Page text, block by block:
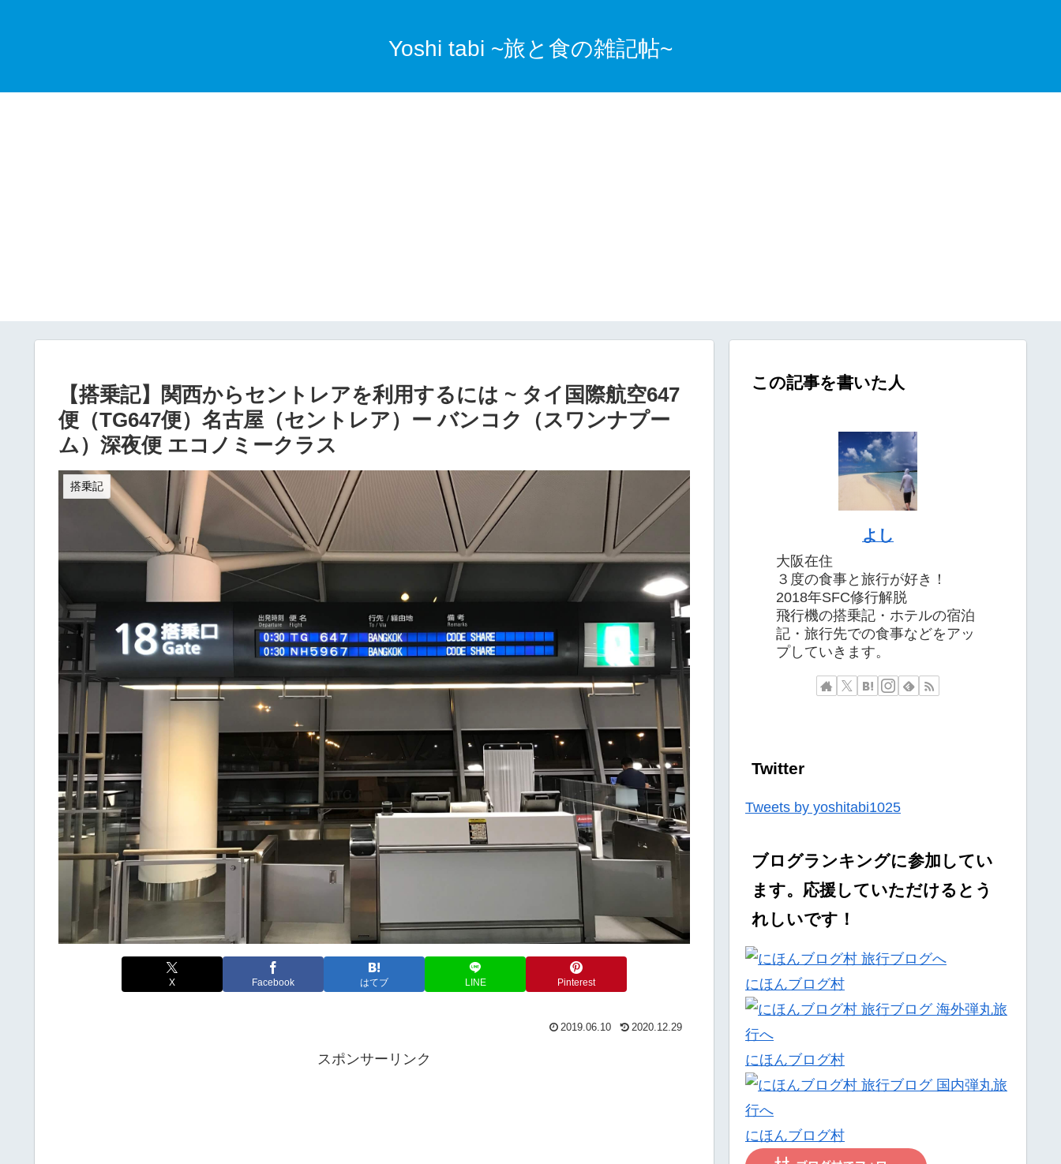
Yoshi tabi ~旅と食の雑記帖~
【搭乗記】関西からセントレアを利用するには ~ タイ国際航空647
便（TG647便）名古屋（セントレア）ー バンコク（スワンナプー
ム）深夜便 エコノミークラス
搭乗記
X Facebook はてブ LINE Pinterest
2019.06.10 2020.12.29
スポンサーリンク
この記事を書いた人
よし
大阪在住
３度の食事と旅行が好き！
2018年SFC修行解脱
飛行機の搭乗記・ホテルの宿泊
記・旅行先での食事などをアッ
プしていきます。
Twitter
Tweets by yoshitabi1025
ブログランキングに参加してい
ます。応援していただけるとう
れしいです！
にほんブログ村
にほんブログ村
にほんブログ村